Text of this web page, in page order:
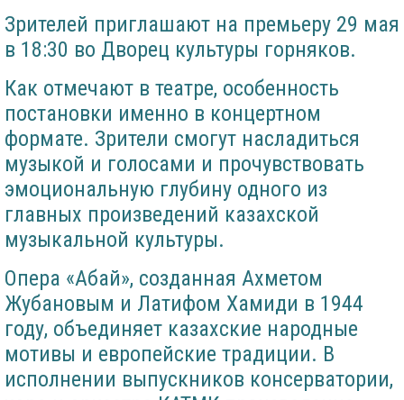
Зрителей приглашают на премьеру 29 мая
в 18:30 во Дворец культуры горняков.
Как отмечают в театре, особенность
постановки именно в концертном
формате. Зрители смогут насладиться
музыкой и голосами и прочувствовать
эмоциональную глубину одного из
главных произведений казахской
музыкальной культуры.
Опера «Абай», созданная Ахметом
Жубановым и Латифом Хамиди в 1944
году, объединяет казахские народные
мотивы и европейские традиции. В
исполнении выпускников консерватории,